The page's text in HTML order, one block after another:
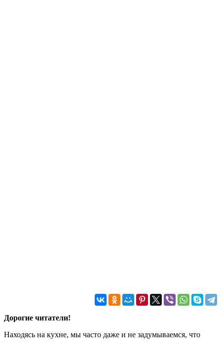
Дорогие читатели!
Находясь на кухне, мы часто даже и не задумываемся, что